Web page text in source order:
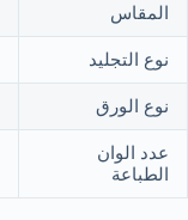
المقاس
نوع التجليد
نوع الورق
عدد الوان
الطباعة